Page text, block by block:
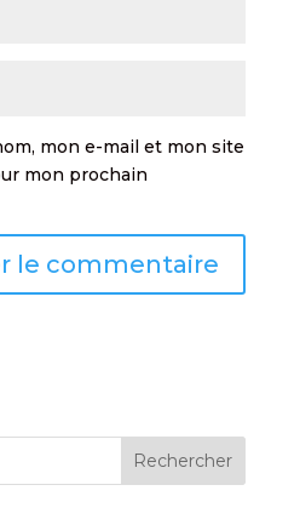
mon e-mail et mon site
mon prochain
Rechercher